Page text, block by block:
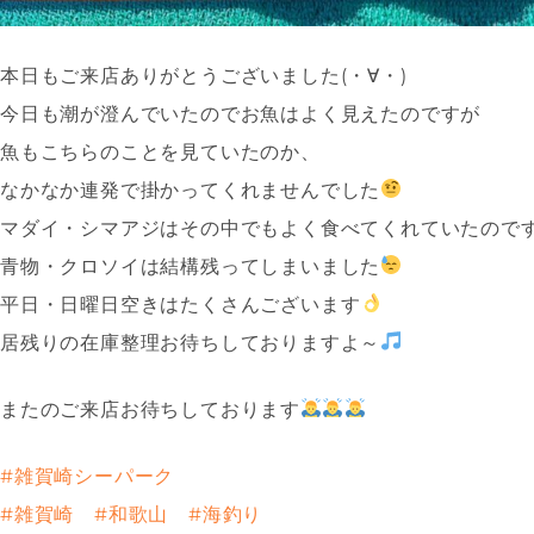
本日もご来店ありがとうございました(・∀・)
今日も潮が澄んでいたのでお魚はよく見えたのですが
魚もこちらのことを見ていたのか、
なかなか連発で掛かってくれませんでした
マダイ・シマアジはその中でもよく食べてくれていたので
青物・クロソイは結構残ってしまいました
平日・日曜日空きはたくさんございます
居残りの在庫整理お待ちしておりますよ～
またのご来店お待ちしております
#雑賀崎シーパーク
#雑賀崎
#和歌山 #海釣り